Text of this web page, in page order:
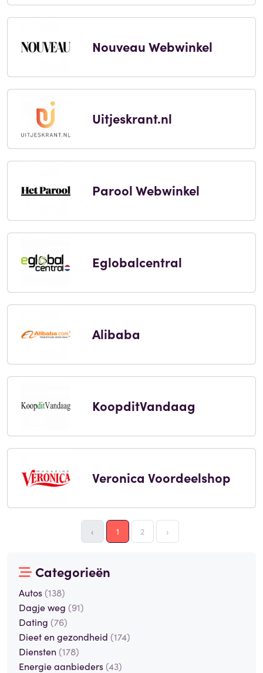
Nouveau Webwinkel
Uitjeskrant.nl
Parool Webwinkel
Eglobalcentral
Alibaba
KoopditVandaag
Veronica Voordeelshop
‹ 1 2 ›
Categorieën
Autos (138)
Dagje weg (91)
Dating (76)
Dieet en gezondheid (174)
Diensten (178)
Energie aanbieders (43)